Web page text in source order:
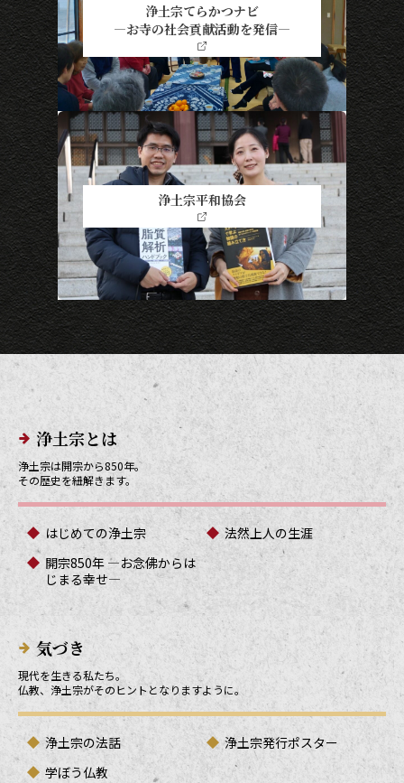
浄土宗てらかつナビ
―お寺の社会貢献活動を発信―
浄土宗平和協会
メインメニューリンク
浄土宗とは
浄土宗は開宗から850年。
その歴史を紐解きます。
はじめての浄土宗
法然上人の生涯
開宗850年 ―お念佛からは
じまる幸せ―
気づき
現代を生きる私たち。
仏教、浄土宗がそのヒントとなりますように。
浄土宗の法話
浄土宗発行ポスター
学ぼう仏教